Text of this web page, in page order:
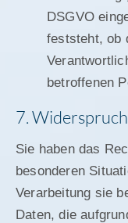
DSGVO
feststeht, ob
betroffenen
7.
Sie haben das
besonderen
Verarbeitung sie
Daten, die